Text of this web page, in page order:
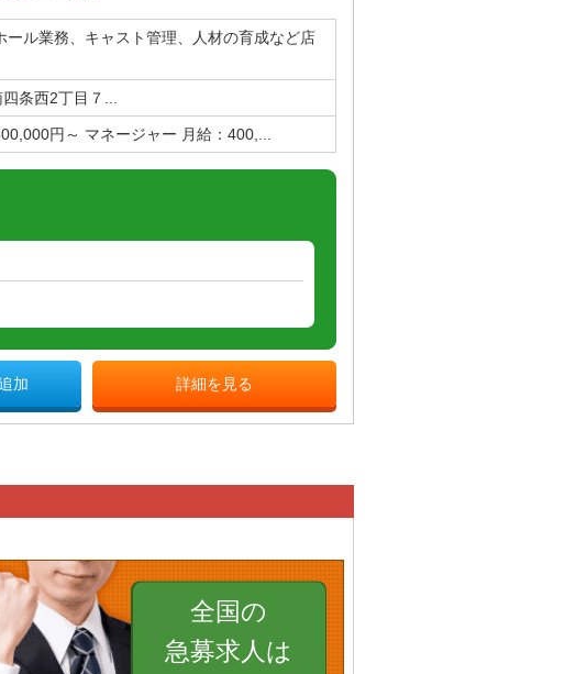
ール業務、キャスト管理、人材の育成など店
条西2丁目７...
円～ マネージャー 月給：400,...
加 詳細を見る
全国の
急募求人は